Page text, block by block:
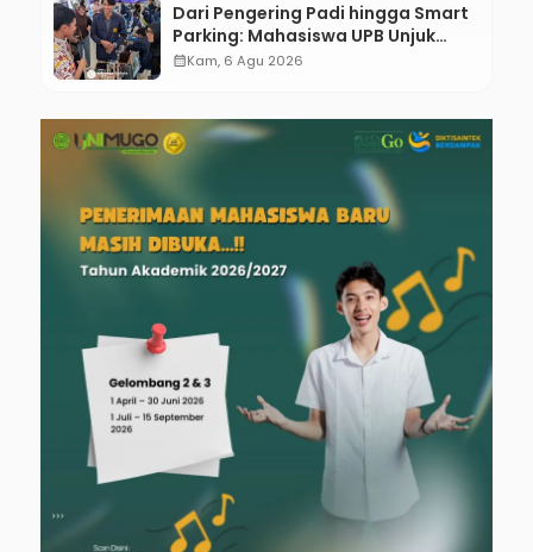
Dari Pengering Padi hingga Smart
Parking: Mahasiswa UPB Unjuk
Gigi Lewat Pameran CODEX 2
calendar_monthKam, 6 Agu 2026